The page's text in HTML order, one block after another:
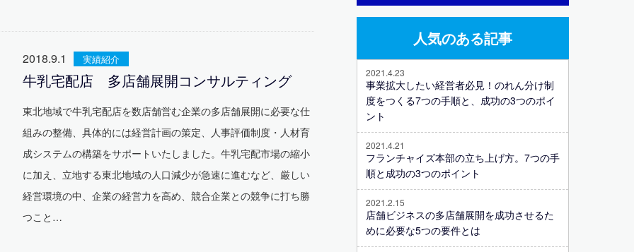
2018.9.1 実績紹介
牛乳宅配店 多店舗展開コンサルティング
東北地域で牛乳宅配店を数店舗営む企業の多店舗展開に必要な仕
組みの整備、具体的には経営計画の策定、人事評価制度・人材育
成システムの構築をサポートいたしました。牛乳宅配市場の縮小
に加え、立地する東北地域の人口減少が急速に進むなど、厳しい
経営環境の中、企業の経営力を高め、競合企業との競争に打ち勝
つこと…
人気のある記事
2021.4.23
事業拡大したい経営者必見！のれん分け制
度をつくる7つの手順と、成功の3つのポイ
ント
2021.4.21
フランチャイズ本部の立ち上げ方。7つの手
順と成功の3つのポイント
2021.2.15
店舗ビジネスの多店舗展開を成功させるた
めに必要な5つの要件とは